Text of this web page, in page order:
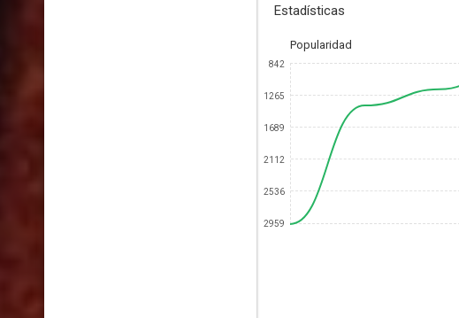
Estadísticas
Popularidad
842
1265
1689
2112
2536
2959